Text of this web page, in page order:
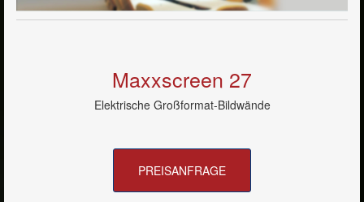
Projektoren
Dokumentenkameras
Bildwände & Projektionsoberflächen
Elektrische Großformat-Bildwände
Maxxscreen 27
Elektrische Großformat-Bildwände
PREISANFRAGE